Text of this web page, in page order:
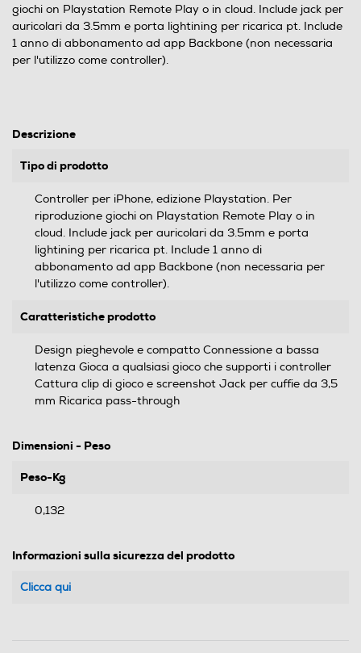
giochi on Playstation Remote Play o in cloud. Include jack per
auricolari da 3.5mm e porta lightining per ricarica pt. Include
1 anno di abbonamento ad app Backbone (non necessaria
per l'utilizzo come controller).
Descrizione
Tipo di prodotto
Controller per iPhone, edizione Playstation. Per
riproduzione giochi on Playstation Remote Play o in
cloud. Include jack per auricolari da 3.5mm e porta
lightining per ricarica pt. Include 1 anno di
abbonamento ad app Backbone (non necessaria per
l'utilizzo come controller).
Caratteristiche prodotto
Design pieghevole e compatto Connessione a bassa
latenza Gioca a qualsiasi gioco che supporti i controller
Cattura clip di gioco e screenshot Jack per cuffie da 3,5
mm Ricarica pass-through
Dimensioni - Peso
Peso-Kg
0,132
Informazioni sulla sicurezza del prodotto
Clicca qui